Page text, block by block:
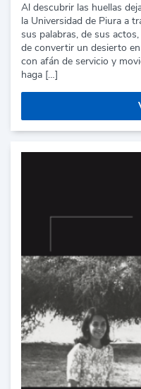
Al descubrir las huellas
la Universidad de Piura a
sus palabras, de sus
de convertir un desierto
con afán de servicio y
haga […]